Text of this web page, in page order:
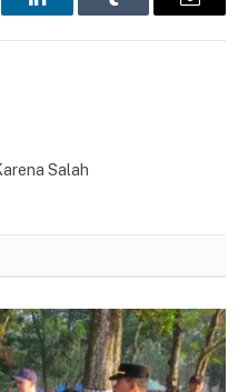
LinkedInTumblr Email
Salah